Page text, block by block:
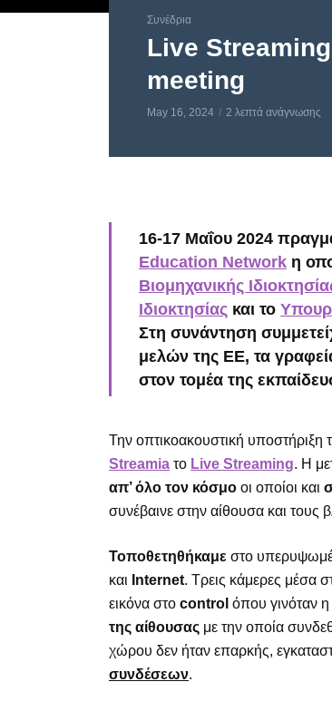
Συνέδρια
Live
meeting
May 16, 2024 2 λεπτά ανάγνωσης
16-17 Μαΐου 2024
Education Network η
Βιομηχανικής
Ιδιοκτησίας και το
Στη συνάντηση
μελών της ΕΕ, τα
στον τομέα της
Την οπτικοακουστική υποστήριξη
Streamia το Live Streaming. Η
απ’ όλο τον κόσμο οι οποίοι και
συνέβαινε στην αίθουσα και τους
Τοποθετηθήκαμε στο
και Internet. Τρεις κάμερες μέσα
εικόνα στο control όπου γινόταν η
της αίθουσας με την οποία
χώρου δεν ήταν επαρκής,
συνδέσεων.